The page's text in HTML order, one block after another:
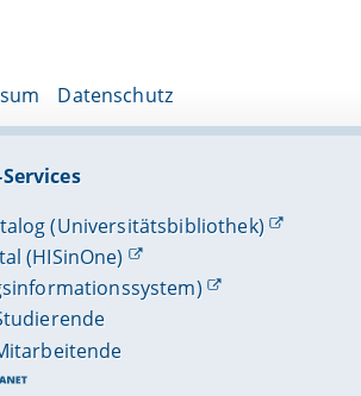
Datenschutz
(Universitätsbibliothek)
(HISinOne)